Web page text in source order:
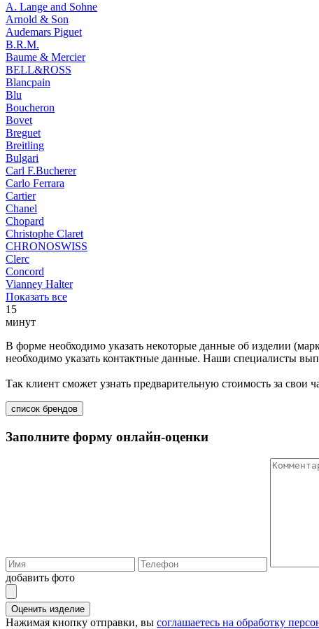
A. Lange and Sohne
Arnold & Son
Audemars Piguet
B.R.M.
Baume & Mercier
BELL&ROSS
Blancpain
Blu
Boucheron
Bovet
Breguet
Breitling
Bulgari
Carl F.Bucherer
Carlo Ferrara
Cartier
Chanel
Chopard
Christophe Claret
CHRONOSWISS
Clerc
Concord
Vianney Halter
Показать все
15
минут
В форме необходимо указать некоторые данные об изделии
необходимо указать контактные данные. Наши специалисты
Так клиент сможет узнать предварительную стоимость за
список брендов
Заполните форму онлайн-оценки
добавить фото
Оценить изделие
Нажимая кнопку отправки, вы соглашаетесь на обработку